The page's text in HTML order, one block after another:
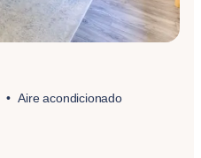
Aire acondicionado